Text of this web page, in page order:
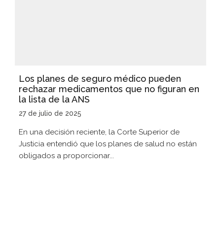
Los planes de seguro médico pueden
rechazar medicamentos que no figuran en
la lista de la ANS
27 de julio de 2025
En una decisión reciente, la Corte Superior de
Justicia entendió que los planes de salud no están
obligados a proporcionar...